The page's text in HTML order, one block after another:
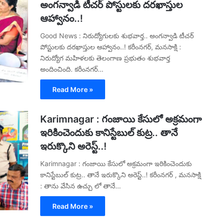
అంగన్వాడి టీచర్ పోస్టులకు దరఖాస్తుల
ఆహ్వానం..!
Good News : నిరుద్యోగులకు శుభవార్త.. అంగన్వాడి టీచర్
పోస్టులకు దరఖాస్తుల ఆహ్వానం..! కరీంనగర్, మనసాక్షి :
నిరుద్యోగ మహిళలకు తెలంగాణ ప్రభుతం శుభవార్త
అందించింది. కరీంనగర్…
Read More »
Karimnagar : గంజాయి కేసులో అక్రమంగా
ఇరికించెందుకు కానిస్టేబుల్ కుట్ర.. తానే
ఇరుక్కొని అరెస్ట్..!
Karimnagar : గంజాయి కేసులో అక్రమంగా ఇరికించెందుకు
కానిస్టేబుల్ కుట్ర.. తానే ఇరుక్కొని అరెస్ట్..! కరీంనగర్ , మనసాక్షి
: తాను వేసిన ఉచ్చు లో తానే…
Read More »